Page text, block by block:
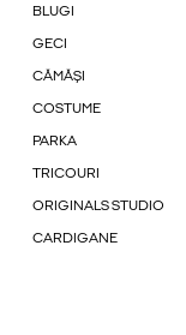
BLUGI
GECI
CĂMĂȘI
COSTUME
PARKA
TRICOURI
ORIGINALS STUDIO
CARDIGANE